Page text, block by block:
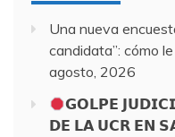
Una nueva
candidata”: cómo
agosto, 2026
𝗚𝗢𝗟𝗣𝗘
𝗗𝗘 𝗟𝗔 𝗨𝗖𝗥 𝗘𝗡